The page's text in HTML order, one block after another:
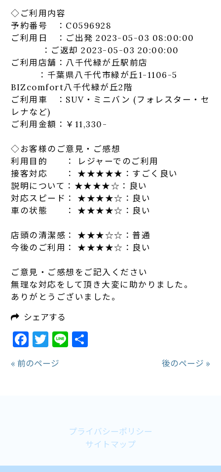
◇ご利用内容
予約番号 ：C0596928
ご利用日 ：ご出発 2023-05-03 08:00:00
：ご返却 2023-05-03 20:00:00
ご利用店舗：八千代緑が丘駅前店
：千葉県八千代市緑が丘1-1106-5
BIZcomfort八千代緑が丘2階
ご利用車 ：SUV・ミニバン (フォレ スタ ー・セ
レナなど)
ご利用金額：￥11,330-
◇お客様のご意見・ご感想
利用目的 ： レジャーでのご利用
接客対応 ： ★★★★★： す ごく良い
説明について：★★★★☆：良い
対応スピード： ★★★★☆：良い
車の状態 ： ★★★★☆：良い
店頭の清潔感： ★★★☆☆：普通
今後のご利用： ★★★★☆：良い
ご意見・ご感想をご記入ください
無理な対応をして頂き大変に助かりました。
ありがとうございました。
シェアする
Facebook
Twitter
Line
« 前のページ 後のページ »
プライバシーポリシー
サイトマップ